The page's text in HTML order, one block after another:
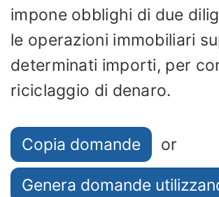
impone obblighi di due
le operazioni immobiliari
determinati importi, per
riciclaggio di denaro.
Copia domande or
Genera domande